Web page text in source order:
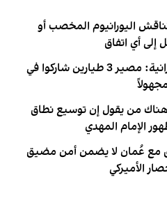
اليورانيوم المخصب أو
إلى أي اتفاق
مساعد القوة الجوية الإيرانية: مصير 3 طيارين شاركوا في
هناك من يقول إن توسيع نطاق
الإمام المهدي
مع عُمان لا يضمن أمن مضيق
الأميركي